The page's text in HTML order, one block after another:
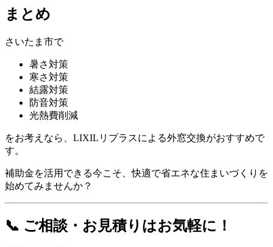
まとめ
さいたま市で
暑さ対策
寒さ対策
結露対策
防音対策
光熱費削減
をお考えなら、LIXILリプラスによる外窓交換がおすすめで
す。
補助金を活用できる今こそ、快適で省エネな住まいづくりを
始めてみませんか？
📞 ご相談・お見積りはお気軽に！